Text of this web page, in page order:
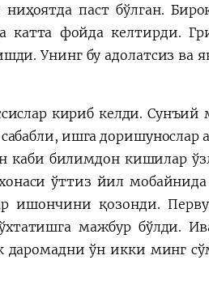
паст бўлган.
катта фойда келтирди.
Унинг бу адолатсиз ва
кириб келди. Сунъий
ишга доришунослар
каби билимдон кишилар
ўттиз йил мобайнида
ишончини қозонди.
мажбур бўлди.
ўн икки минг